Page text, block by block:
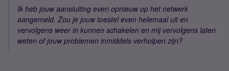
Ik heb jouw aansluiting even opnieuw op het netwerk
aangemeld. Zou je jouw toestel even helemaal uit en
vervolgens weer in kunnen schakelen en mij vervolgens laten
weten of jouw problemen inmiddels verholpen zijn?